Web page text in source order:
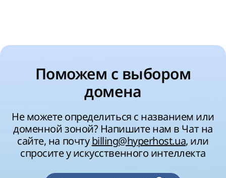
Поможем с выбором
домена
Не можете определиться с названием или
доменной зоной? Напишите нам в Чат на
сайте, на почтуbilling@hyperhost.ua, или
спросите у искусственного интеллекта